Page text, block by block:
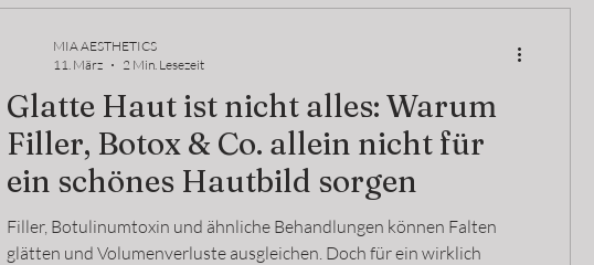
Glatte Haut ist nicht alles: Warum
Filler, Botox & Co. allein nicht für
ein schönes Hautbild sorgen
Filler, Botulinumtoxin und ähnliche Behandlungen können Falten
glätten und Volumenverluste ausgleichen. Doch für ein wirklich
MIA AESTHETICS
11. März
2 Min. Lesezeit